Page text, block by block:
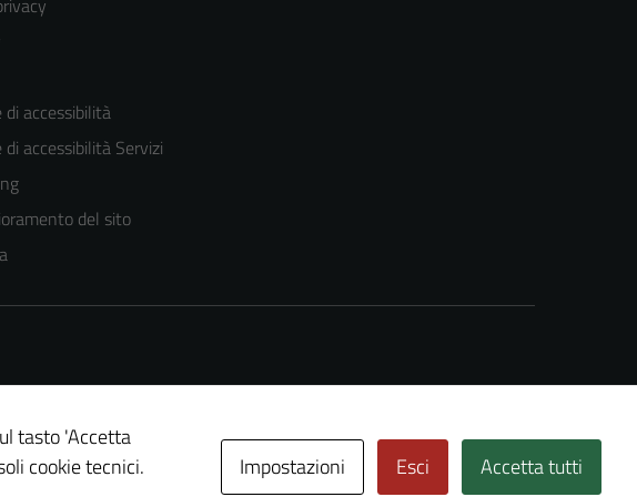
di accessibilità
di accessibilità Servizi
del sito
tasto 'Accetta
cookie tecnici.
Impostazioni Esci Accetta tutti